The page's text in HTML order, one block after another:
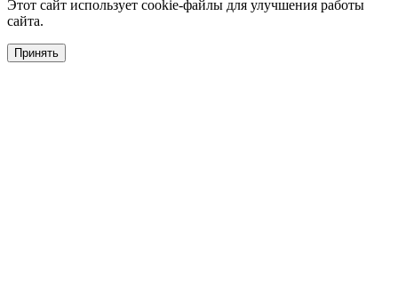
Этот сайт использует cookie-файлы для улучшения работы
сайта.
Принять